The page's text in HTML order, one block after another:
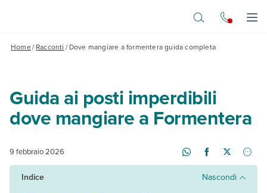
Home/Racconti /Dove mangiare a formentera guida completa
Guida ai posti imperdibili
dove mangiare a Formentera
9 febbraio 2026
Indice
Nascondi